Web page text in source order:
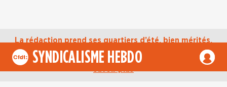
La rédaction prend ses quartiers d’été, bien mérités,
jusqu’au mardi 1er septembre. D’ici là, retrouvez
l’actualité de la CFDT sur notre compte Bluesky. En
SYNDICALISME HEBDO